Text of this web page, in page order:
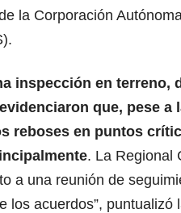
la Corporación
inspección en terreno,
que, pese a
reboses en puntos
. La Regional
a una reunión de
los acuerdos”, puntualizó